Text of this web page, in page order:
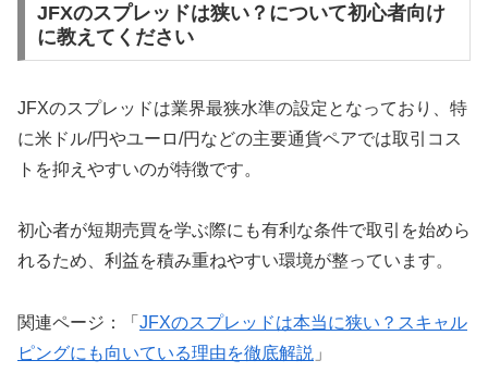
JFXのスプレッドは狭い？について初心者向け
に教えてください
JFXのスプレッドは業界最狭水準の設定となっており、特
に米ドル/円やユーロ/円などの主要通貨ペアでは取引コス
トを抑えやすいのが特徴です。
初心者が短期売買を学ぶ際にも有利な条件で取引を始めら
れるため、利益を積み重ねやすい環境が整っています。
関連ページ：「 JFXのスプレッドは本当に狭い？スキャル
ピングにも向いている理由を徹底解説 」